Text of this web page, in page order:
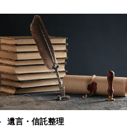
遺言・信託整理